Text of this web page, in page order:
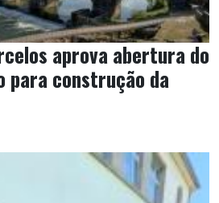
aprova abertura do
para construção da